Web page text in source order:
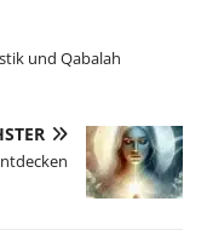
und Qabalah